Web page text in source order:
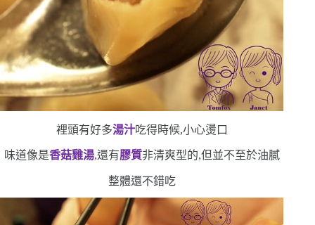
裡頭有好多湯汁吃得時候,小心燙口
味道像是香菇雞湯,還有膠質非清爽型的,但並不至於油膩
整體還不錯吃